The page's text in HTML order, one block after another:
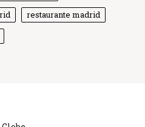
restaurante madrid